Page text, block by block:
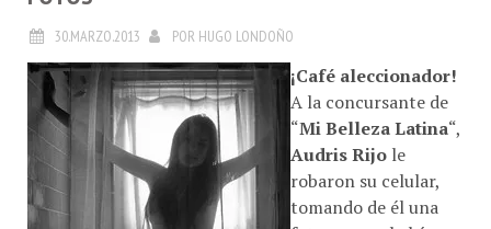
A la concursante de
“Mi Belleza Latina
Audris Rijole
robaron su celular,
tomando de él una
fotos que se había